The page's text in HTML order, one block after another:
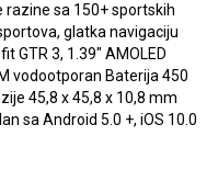
sa 150+ sportskih
glatka navigaciju
GTR 3, 1.39" AMOLED
vodootporan Baterija 450
45,8 x 45,8 x 10,8 mm
sa Android 5.0 +, iOS 10.0